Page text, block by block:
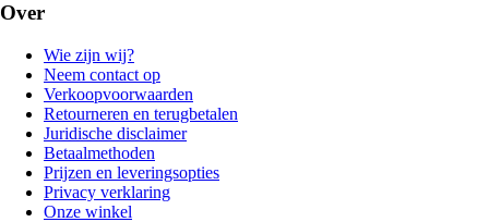
Over
Wie zijn wij?
Neem contact op
Verkoopvoorwaarden
Retourneren en terugbetalen
Juridische disclaimer
Betaalmethoden
Prijzen en leveringsopties
Privacy verklaring
Onze winkel